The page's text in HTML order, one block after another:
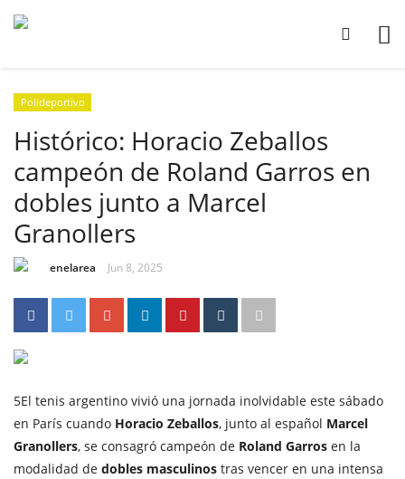
Polideportivo
Histórico: Horacio Zeballos
campeón de Roland Garros en
dobles junto a Marcel
Granollers
enelarea Jun 8, 2025
5El tenis argentino vivió una jornada inolvidable este sábado
en París cuando Horacio Zeballos, junto al español Marcel
Granollers, se consagró campeón de Roland Garros en la
modalidad de dobles masculinos tras vencer en una intensa